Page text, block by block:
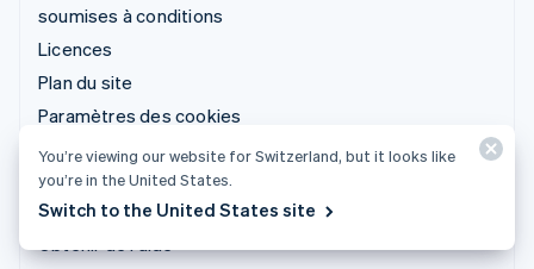
soumises à conditions
Licences
Plan du site
Paramètres des cookies
Plus de ressources
Service d'assistance
You’re viewing our website for Switzerland, but it looks like
you’re in the United States.
Switch to the United States site